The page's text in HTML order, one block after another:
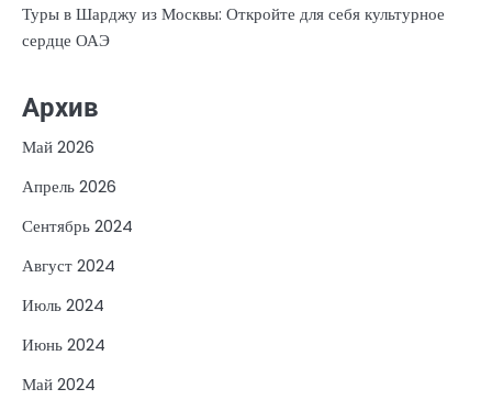
Туры в Шарджу из Москвы: Откройте для себя культурное
сердце ОАЭ
Архив
Май 2026
Апрель 2026
Сентябрь 2024
Август 2024
Июль 2024
Июнь 2024
Май 2024